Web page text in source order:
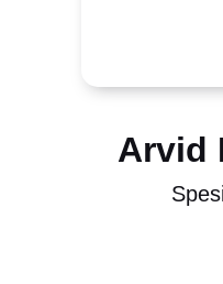
Arvid